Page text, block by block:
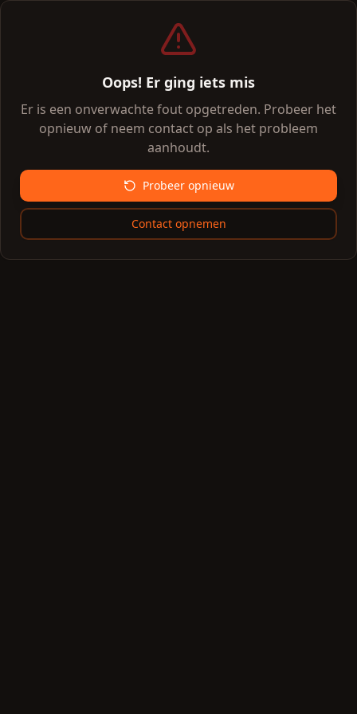
Oops! Er ging iets mis
Er is een onverwachte fout opgetreden. Probeer het
opnieuw of neem contact op als het probleem
aanhoudt.
Probeer opnieuw
Contact opnemen